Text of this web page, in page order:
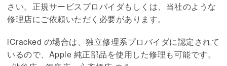
さい。正規サービスプロバイダもしくは、当社のような
修理店にご依頼いただく必要があります。
iCracked の場合は、独立修理系プロバイダに認定されて
いるので、Apple 純正部品を使用した修理も可能です。